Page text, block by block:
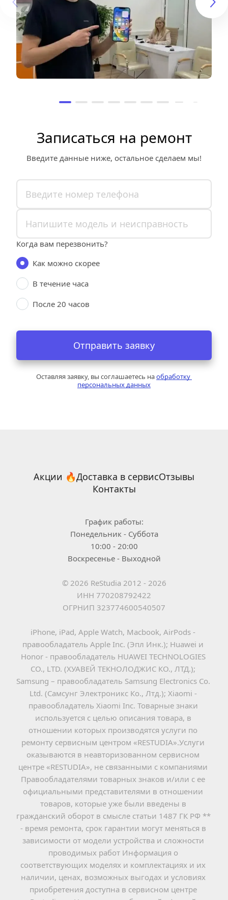
Записаться на ремонт
Введите данные ниже, остальное сделаем мы!
Когда вам перезвонить?
Как можно скорее
В течение часа
После 20 часов
Отправить заявку
Оставляя заявку, вы соглашаетесь на обработку
персональных данных
Акции 🔥Доставка в сервисОтзывы
Контакты
График работы:
Понедельник - Суббота
10:00 - 20:00
Воскресенье - Выходной
© 2026 ReStudia 2012 - 2026
ИНН 770208792422
ОГРНИП 323774600540507
iPhone, iPad, Apple Watch, Macbook, AirPods -
правообладатель Apple Inc. (Эпл Инк.); Huawei и
Honor - правообладатель HUAWEI TECHNOLOGIES
CO., LTD. (ХУАВЕЙ ТЕКНОЛОДЖИС КО., ЛТД.);
Samsung – правообладатель Samsung Electronics Co.
Ltd. (Самсунг Электроникс Ко., Лтд.); Xiaomi -
правообладатель Xiaomi Inc. Товарные знаки
используется с целью описания товара, в
отношении которых производятся услуги по
ремонту сервисным центром «RESTUDIA».Услуги
оказываются в неавторизованном сервисном
центре «RESTUDIA», не связанными с компаниями
Правообладателями товарных знаков и/или с ее
официальными представителями в отношении
товаров, которые уже были введены в
гражданский оборот в смысле статьи 1487 ГК РФ **
- время ремонта, срок гарантии могут меняться в
зависимости от модели устройства и сложности
проводимых работ Информация о
соответствующих моделях и комплектациях и их
наличии, ценах, возможных выгодах и условиях
приобретения доступна в сервисном центре